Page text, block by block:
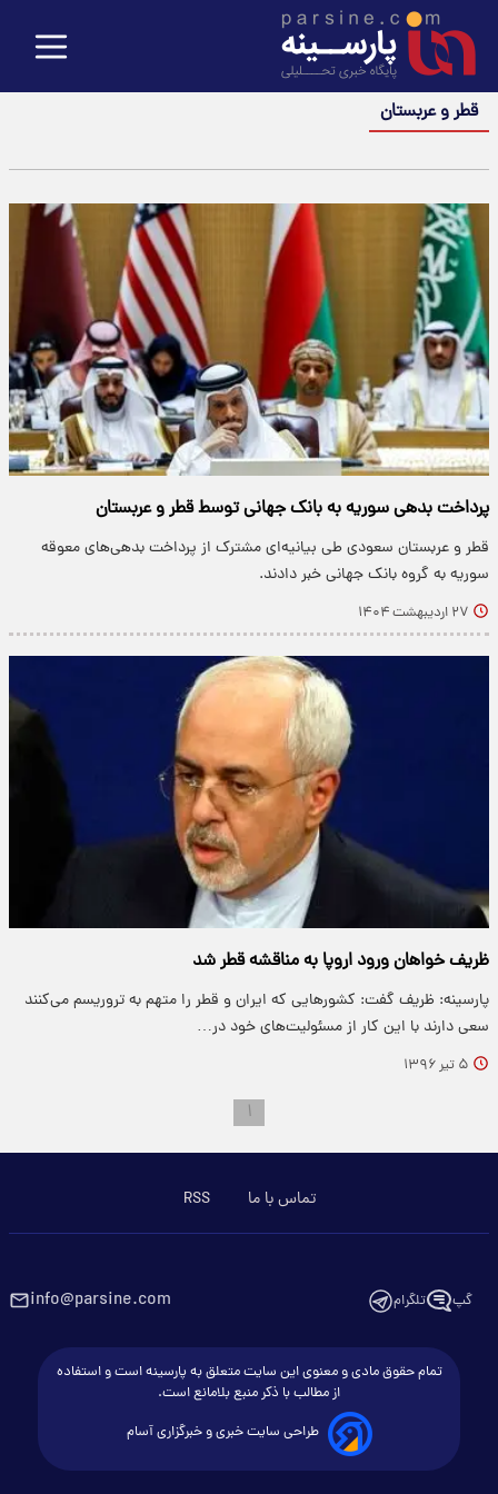
قطر و عربستان
پرداخت بدهی‌ سوریه به بانک جهانی توسط قطر و عربستان
قطر و عربستان سعودی طی بیانیه‌ای مشترک از پرداخت بدهی‌های معوقه
سوریه به گروه بانک جهانی خبر دادند.
۲۷ اردیبهشت ۱۴۰۴
ظریف خواهان ورود اروپا به مناقشه قطر شد
پارسینه: ظریف گفت: کشورهایی که ایران و قطر را متهم به تروریسم می‌کنند
سعی دارند با این کار از مسئولیت‌های خود در…
۵ تیر ۱۳۹۶
۱
تماس با ما RSS
گپ تلگرام info@parsine.com
تمام حقوق مادی و معنوی این سایت متعلق به پارسینه است و استفاده
از مطالب با ذکر منبع بلامانع است.
طراحی سایت خبری و خبرگزاری آسام